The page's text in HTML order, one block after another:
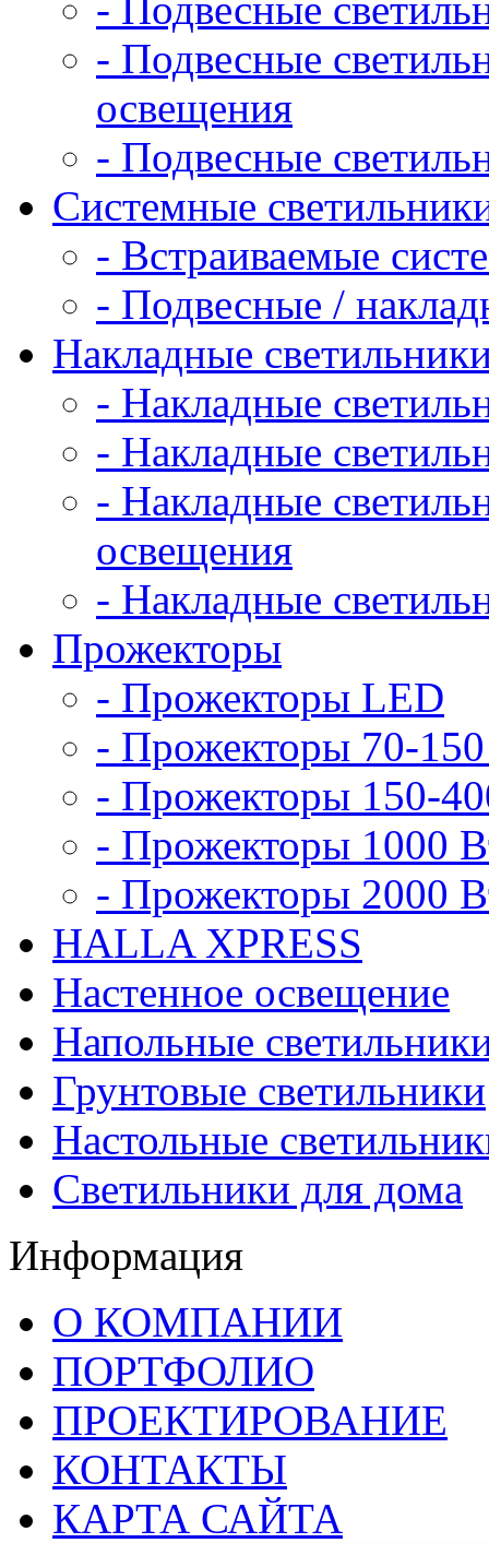
- Подвесные
освещения
- Подвесные
Системные
- Встраиваемые
- Подвесные /
Накладные
- Накладные
- Накладные
- Накладные
освещения
- Накладные
Прожекторы
- Прожекторы LED
- Прожекторы 70-
- Прожекторы 150-
- Прожекторы 1000
- Прожекторы 2000
HALLA XPRESS
Настенное освещение
Напольные
Грунтовые светильники
Настольные
Светильники для дома
Информация
О КОМПАНИИ
ПОРТФОЛИО
ПРОЕКТИРОВАНИЕ
КОНТАКТЫ
КАРТА САЙТА